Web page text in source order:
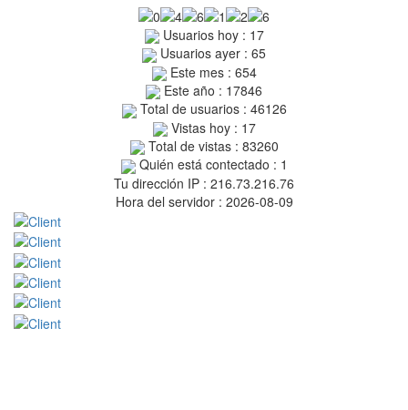
Usuarios hoy : 17
Usuarios ayer : 65
Este mes : 654
Este año : 17846
Total de usuarios : 46126
Vistas hoy : 17
Total de vistas : 83260
Quién está contectado : 1
Tu dirección IP : 216.73.216.76
Hora del servidor : 2026-08-09